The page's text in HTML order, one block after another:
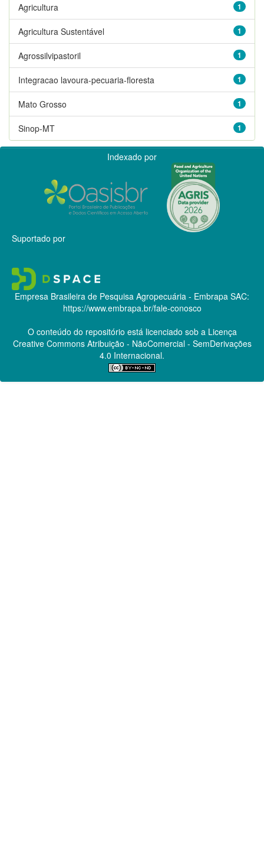
1
Agricultura
1
Agricultura Sustentável
1
Agrossilvipastoril
1
Integracao lavoura-pecuaria-floresta
1
Mato Grosso
1
Sinop-MT
Indexado por
Suportado por
Empresa Brasileira de Pesquisa Agropecuária - Embrapa SAC:
https://www.embrapa.br/fale-conosco
O conteúdo do repositório está licenciado sob a Licença
Creative CommonsAtribuição - NãoComercial - SemDerivações
4.0 Internacional.